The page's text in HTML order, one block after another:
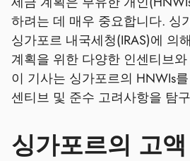
하려는 데 매우 중요합니다. 싱
싱가포르 내국세청(IRAS)에 의
계획을 위한 다양한 인센티브
이 기사는 싱가포르의 HNWIs
센티브 및 준수 고려사항을 탐
싱가포르의 고